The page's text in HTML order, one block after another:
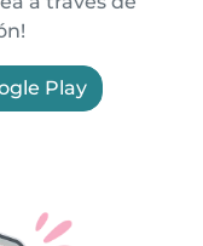
Play